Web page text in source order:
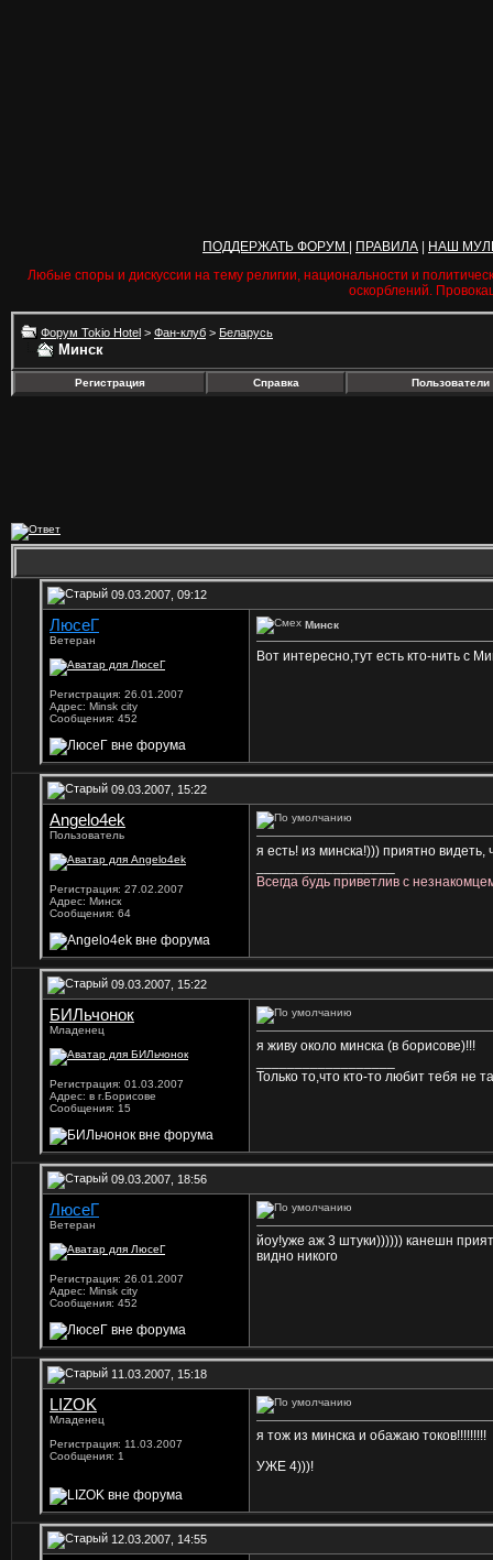
ПОДДЕРЖАТЬ ФОРУМ ПРАВИЛА
НАШ
Любые споры и дискуссии на тему религии, национальности и
оскорблений.
Форум Tokio Hotel > Фан-клуб > Беларусь
Минск
Регистрация Справка Пользователи
09.03.2007, 09:12
ЛюсеГ
Ветеран
Регистрация: 26.01.2007
Адрес: Minsk city
Сообщения: 452
Минск
Вот интересно,тут есть кто-нить с
09.03.2007, 15:22
Angelo4ek
Пользователь
Регистрация: 27.02.2007
Адрес: Минск
Сообщения: 64
я есть! из минска!))) приятно
Всегда будь приветлив с
09.03.2007, 15:22
БИЛьчонок
Младенец
Регистрация: 01.03.2007
Адрес: в г.Борисове
Сообщения: 15
я живу около минска (в борисове)!!!
Только то,что кто-то любит тебя не
09.03.2007, 18:56
ЛюсеГ
Ветеран
Регистрация: 26.01.2007
Адрес: Minsk city
Сообщения: 452
йоу!уже аж 3 штуки)))))) канешн
видно никого
11.03.2007, 15:18
LIZOK
Младенец
Регистрация: 11.03.2007
Сообщения: 1
я тож из минска и обажаю токов!!!!!!!!!
УЖЕ 4)))!
12.03.2007, 14:55